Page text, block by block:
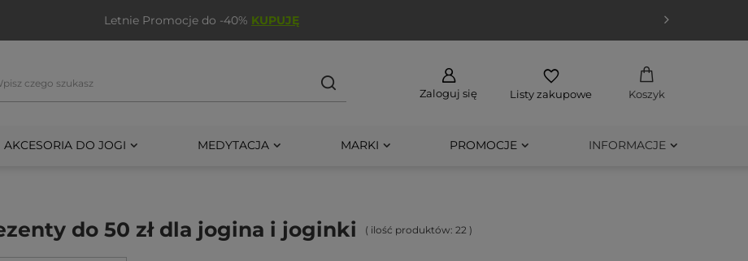
Letnie Promocje do -40% KUPUJĘ
Zaloguj się Listy zakupowe Koszyk
AKCESORIA DO JOGI MEDYTACJA MARKI PROMOCJE INFORMACJE
do 50 zł dla jogina i joginki ( ilość produktów: 22 )